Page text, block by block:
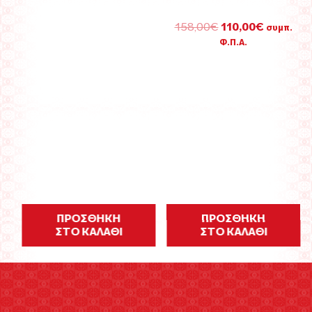
ΠΡΟΣΘΗΚΗ
ΣΤΟ ΚΑΛΑΘΙ
ΠΡΟΣΘΗΚΗ
ΣΤΟ ΚΑΛΑΘΙ